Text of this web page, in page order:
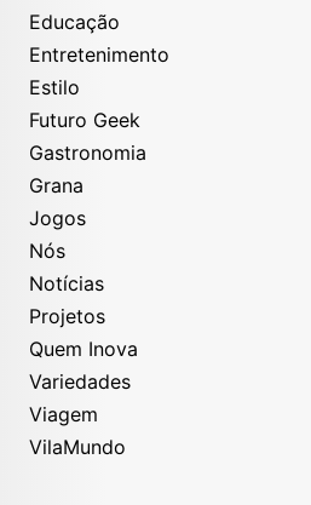
Educação
Entretenimento
Estilo
Futuro Geek
Gastronomia
Grana
Jogos
Nós
Notícias
Projetos
Quem Inova
Variedades
Viagem
VilaMundo